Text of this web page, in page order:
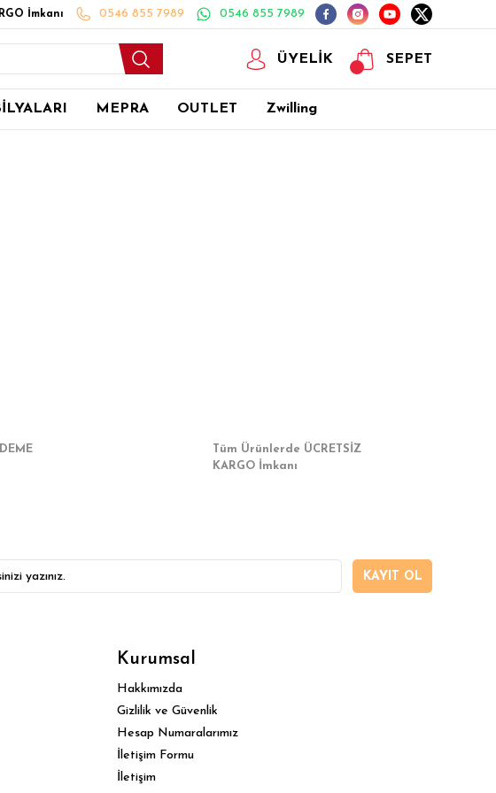
İmkanı 0546 855 7989 0546 855 7989
ÜYELİK SEPET
MEPRA OUTLET Zwilling
Tüm Ürünlerde ÜCRETSİZ
KARGO İmkanı
KAYIT OL
Kurumsal
Hakkımızda
Gizlilik ve Güvenlik
Hesap Numaralarımız
İletişim Formu
İletişim